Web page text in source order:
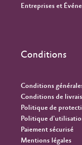
Entreprises et
Conditions
Conditions
Conditions de
Politique de
Politique
Paiement sécurisé
Mentions légales